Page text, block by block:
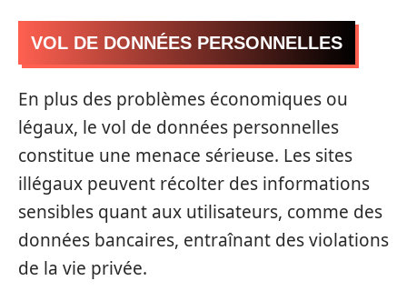
VOL DE DONNÉES PERSONNELLES
En plus des problèmes économiques ou
légaux, le vol de données personnelles
constitue une menace sérieuse. Les sites
illégaux peuvent récolter des informations
sensibles quant aux utilisateurs, comme des
données bancaires, entraînant des violations
de la vie privée.